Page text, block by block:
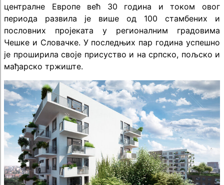
централне Европе већ 30 година и током овог
периода развила је више од 100 стамбених и
пословних пројеката у регионалним градовима
Чешке и Словачке. У последњих пар година успешно
је проширила своје присуство и на српско, пољско и
мађарско тржиште.